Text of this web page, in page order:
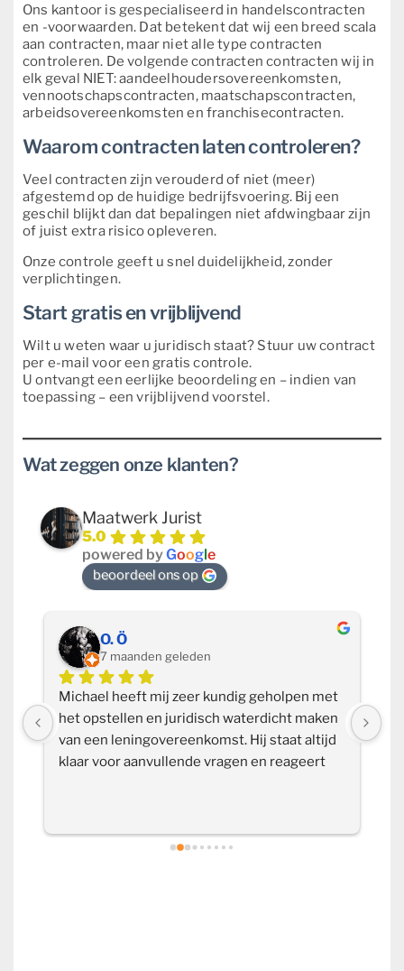
Ons kantoor is gespecialiseerd in handelscontracten
en -voorwaarden. Dat betekent dat wij een breed scala
aan contracten, maar niet alle type contracten
controleren. De volgende contracten contracten wij in
elk geval NIET: aandeelhoudersovereenkomsten,
vennootschapscontracten, maatschapscontracten,
arbeidsovereenkomsten en franchisecontracten.
Waarom contracten laten controleren?
Veel contracten zijn verouderd of niet (meer)
afgestemd op de huidige bedrijfsvoering. Bij een
geschil blijkt dan dat bepalingen niet afdwingbaar zijn
of juist extra risico opleveren.
Onze controle geeft u snel duidelijkheid, zonder
verplichtingen.
Start gratis en vrijblijvend
Wilt u weten waar u juridisch staat? Stuur uw contract
per e-mail voor een gratis controle.
U ontvangt een eerlijke beoordeling en – indien van
toepassing – een vrijblijvend voorstel.
Wat zeggen onze klanten?
Maatwerk Jurist
5.0
powered byGoogle
beoordeel ons op
O. Ö
7 maanden geleden
Michael heeft mij zeer kundig geholpen met
het opstellen en juridisch waterdicht maken
van een leningovereenkomst. Hij staat altijd
klaar voor aanvullende vragen en reageert
professioneel en betrouwbaar, absoluut een